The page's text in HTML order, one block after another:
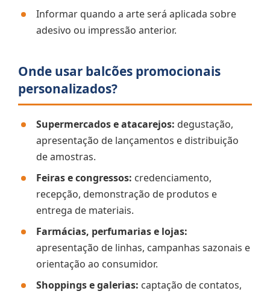
Informar quando a arte será aplicada sobre
adesivo ou impressão anterior.
Onde usar balcões promocionais
personalizados?
Supermercados e atacarejos: degustação,
apresentação de lançamentos e distribuição
de amostras.
Feiras e congressos: credenciamento,
recepção, demonstração de produtos e
entrega de materiais.
Farmácias, perfumarias e lojas:
apresentação de linhas, campanhas sazonais e
orientação ao consumidor.
Shoppings e galerias: captação de contatos,